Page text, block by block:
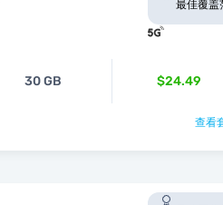
最佳覆盖
30 GB $24.49
查看